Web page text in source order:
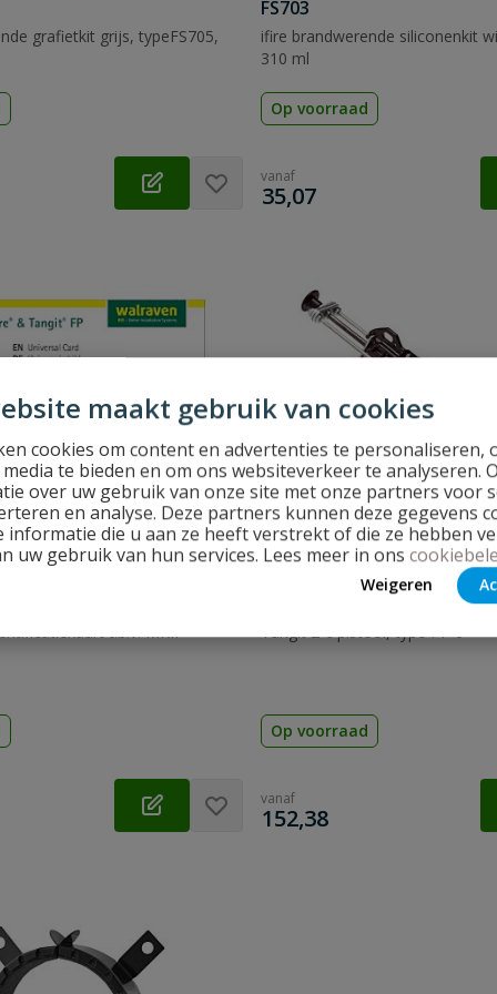
maakt gebruik van cookies
cookies om content en advertenties te personaliseren,
te bieden en om ons websiteverkeer te analyseren.
over uw gebruik van onze site met onze partners voor
en analyse. Deze partners kunnen deze gegevens
informatie die u aan ze heeft verstrekt of die ze hebben
uw gebruik van hun services. Lees meer in ons
Weigeren
grafietkit grijs, typeFS705,
FS703
ifire brandwerende siliconenkit
310 ml
Op voorraad
vanaf
€
35,07
Tangit 2-c pistool
Op voorraad
vanaf
€
152,38